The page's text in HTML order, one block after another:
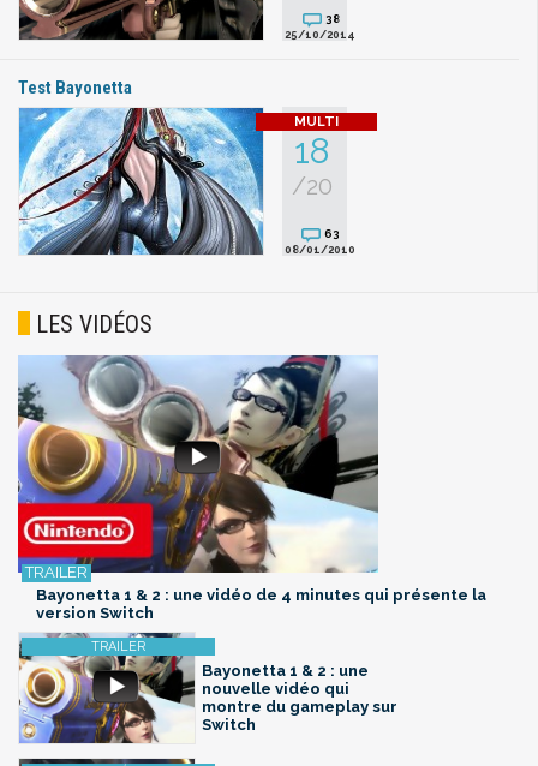
38
25/10/2014
Test Bayonetta
18
/20
63
08/01/2010
LES VIDÉOS
Bayonetta 1 & 2 : une vidéo de 4 minutes qui présente la
version Switch
Bayonetta 1 & 2 : une
nouvelle vidéo qui
montre du gameplay sur
Switch